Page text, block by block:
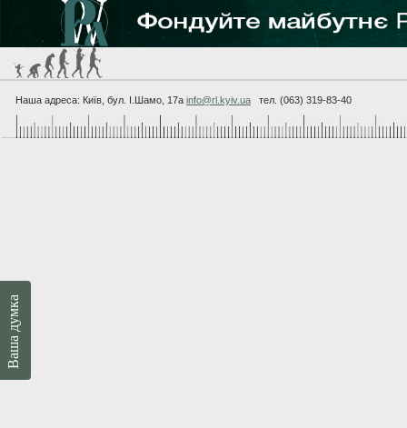
Наша адреса: Київ, бул. I.Шамо, 17а info@rl.kyiv.ua тел. (063) 319-83-40
Ваша думка